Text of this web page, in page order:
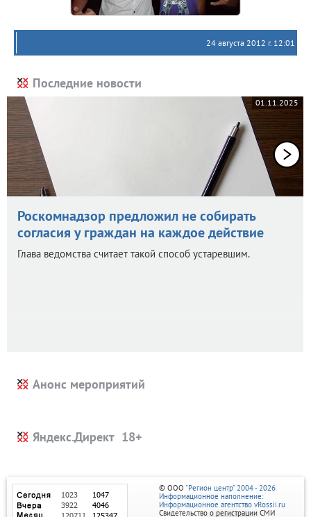
24 августа 2012 г. 12:01
Последние новости
01.11.2025
Роскомнадзор предложил не собирать
согласия у граждан на каждое действие
Глава ведомства считает такой способ устаревшим.
Анонс мероприятий
Яндекс.Директ
© ООО "Регион центр" 2004 - 2026
Информационное наполнение:
Информационное агентство vRossii.ru
Свидетельство о регистрации СМИ